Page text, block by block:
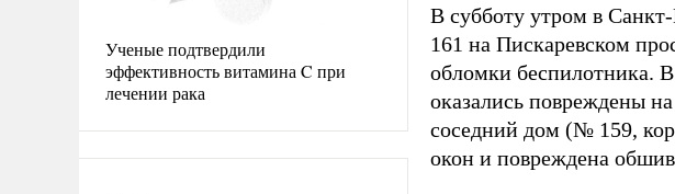
Ученые подтвердили
эффективность витамина C при
лечении рака
В субботу утром в
161 на Пискаревском
обломки беспилотника.
оказались повреждены
соседний дом (№ 159,
окон и повреждена